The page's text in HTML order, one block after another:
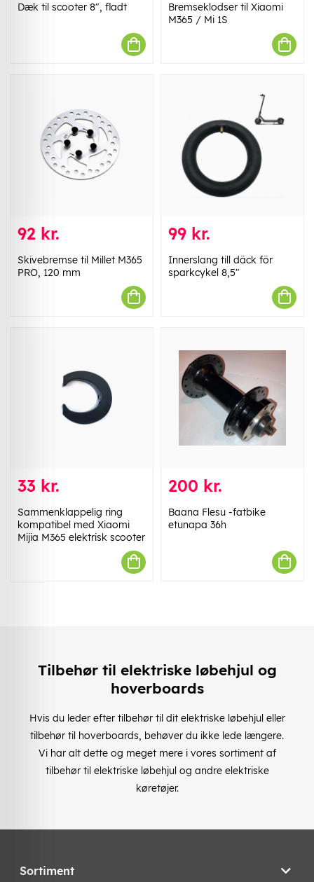
Dæk til scooter 8", fladt
Bremseklodser til Xiaomi
M365 / Mi 1S
92 kr.
Skivebremse til Millet M365
PRO, 120 mm
99 kr.
Innerslang till däck för
sparkcykel 8,5"
33 kr.
Sammenklappelig ring
kompatibel med Xiaomi
Mijia M365 elektrisk scooter
200 kr.
Baana Flesu -fatbike
etunapa 36h
Tilbehør til elektriske løbehjul og
hoverboards
Hvis du leder efter tilbehør til dit elektriske løbehjul eller
tilbehør til hoverboards, behøver du ikke lede længere.
Vi har alt dette og meget mere i vores sortiment af
tilbehør til elektriske løbehjul og andre elektriske
køretøjer.
Sortiment